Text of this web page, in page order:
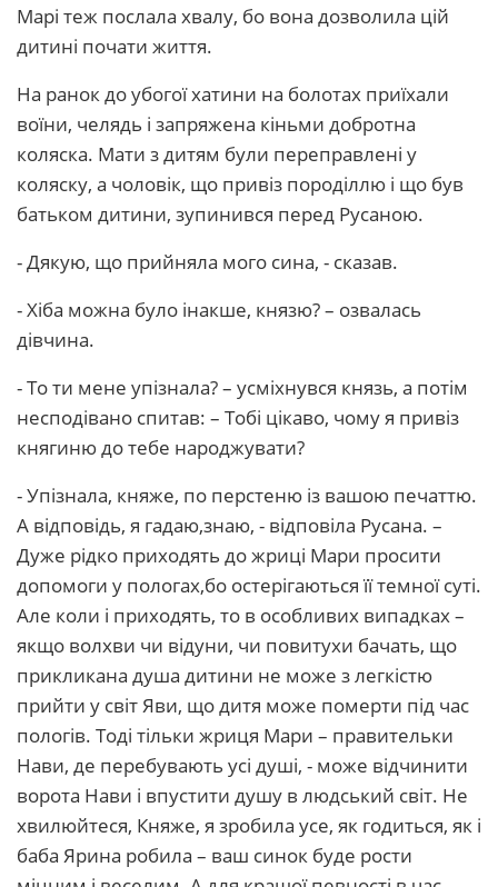
Марі теж послала хвалу, бо вона дозволила цій
дитині почати життя.
На ранок до убогої хатини на болотах приїхали
воїни, челядь і запряжена кіньми добротна
коляска. Мати з дитям були переправлені у
коляску, а чоловік, що привіз породіллю і що був
батьком дитини, зупинився перед Русаною.
- Дякую, що прийняла мого сина, - сказав.
- Хіба можна було інакше, князю? – озвалась
дівчина.
- То ти мене упізнала? – усміхнувся князь, а потім
несподівано спитав: – Тобі цікаво, чому я привіз
княгиню до тебе народжувати?
- Упізнала, княже, по перстеню із вашою печаттю.
А відповідь, я гадаю,знаю, - відповіла Русана. –
Дуже рідко приходять до жриці Мари просити
допомоги у пологах,бо остерігаються її темної суті.
Але коли і приходять, то в особливих випадках –
якщо волхви чи відуни, чи повитухи бачать, що
прикликана душа дитини не може з легкістю
прийти у світ Яви, що дитя може померти під час
пологів. Тоді тільки жриця Мари – правительки
Нави, де перебувають усі душі, - може відчинити
ворота Нави і впустити душу в людський світ. Не
хвилюйтеся, Княже, я зробила усе, як годиться, як і
баба Ярина робила – ваш синок буде рости